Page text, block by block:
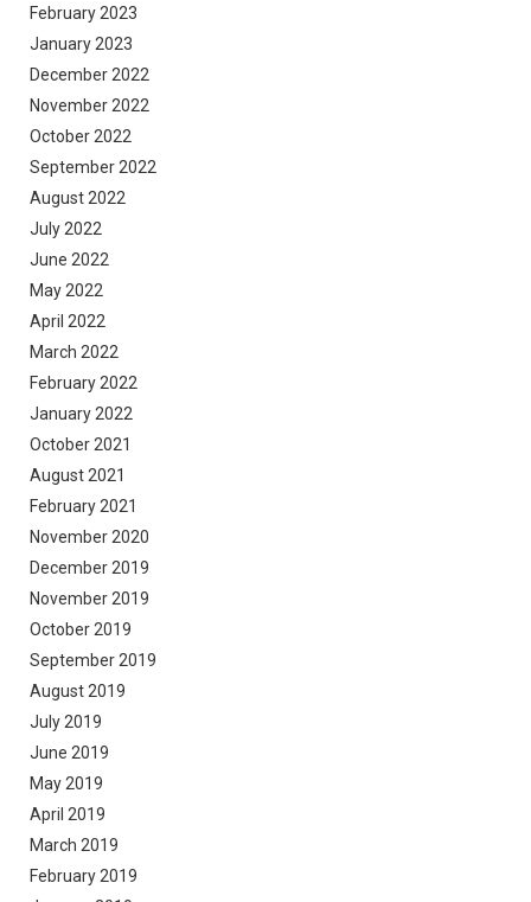
February 2023
January 2023
December 2022
November 2022
October 2022
September 2022
August 2022
July 2022
June 2022
May 2022
April 2022
March 2022
February 2022
January 2022
October 2021
August 2021
February 2021
November 2020
December 2019
November 2019
October 2019
September 2019
August 2019
July 2019
June 2019
May 2019
April 2019
March 2019
February 2019